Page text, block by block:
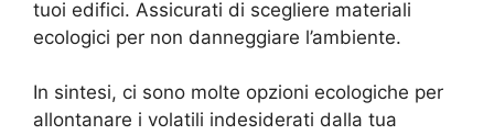
tuoi edifici. Assicurati di scegliere materiali
ecologici per non danneggiare l’ambiente.
In sintesi, ci sono molte opzioni ecologiche per
allontanare i volatili indesiderati dalla tua